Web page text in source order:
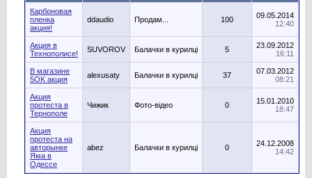
Карбоновая
пленка
акция!
ddaudio Продам... 100
09.05.2014
12:40
Акция в
Технополисе!
SUVOROV Балачки в курилці 5
23.09.2012
16:11
В магазине
5OK акция
alexusaty Балачки в курилці 37
07.03.2012
08:21
Акция
протеста в
Тернополе
Чижик Фото-відео 0
15.01.2010
18:47
Акция
протеста на
авторынке
Яма в
Одессе
abez Балачки в курилці 0
24.12.2008
14:42